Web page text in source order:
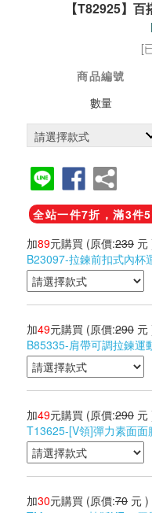
【T82925】
[
商品編號
數量
全站一件7折，滿3件
加89元購買 (原價:239 元
B23097-拉鍊前扣式內杯
加49元購買 (原價:290 元
B85335-肩帶可調拉鍊運
加49元購買 (原價:290 元
T13625-[V領]彈力素面面
加30元購買 (原價:70 元 )